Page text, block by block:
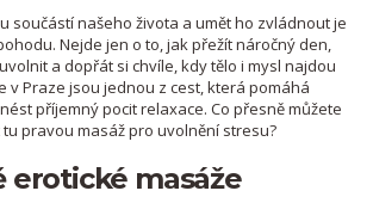
součástí našeho života a umět ho zvládnout je
Nejde jen o to, jak přežít náročný den,
a dopřát si chvíle, kdy tělo i mysl najdou
v Praze jsou jednou z cest, která pomáhá
příjemný pocit relaxace. Co přesně můžete
pravou masáž pro uvolnění stresu?
erotické masáže